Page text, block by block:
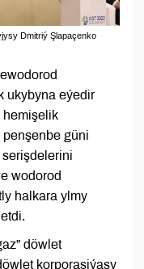
Dmitriý Şlapaçenko
ukybyna eýedir
hemişelik
güni
wodorod
halkara ylmy
döwlet
korporasiýasy